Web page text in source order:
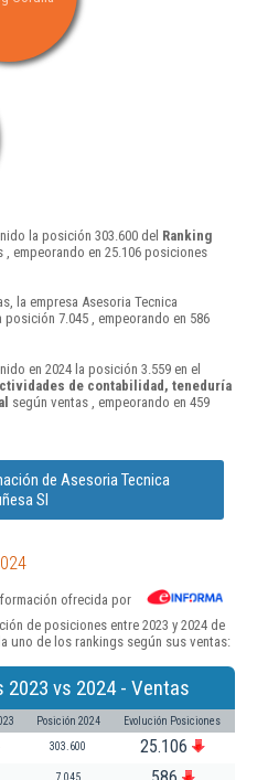
la posición 303.600 del Ranking
, empeorando en 25.106 posiciones
la empresa Asesoria Tecnica
7.045 , empeorando en 586
en 2024 la posición 3.559 en el
de contabilidad, teneduría
según ventas , empeorando en 459
de Asesoria Tecnica
Sl
ofrecida por
de posiciones entre 2023 y 2024 de
uno de los rankings según sus ventas:
vs 2024 - Ventas
Posición 2024 Evolución Posiciones
303.600 25.106
7.045